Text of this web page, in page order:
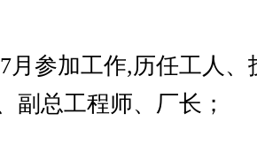
月参加工作,历任工人
副总工程师、厂长；